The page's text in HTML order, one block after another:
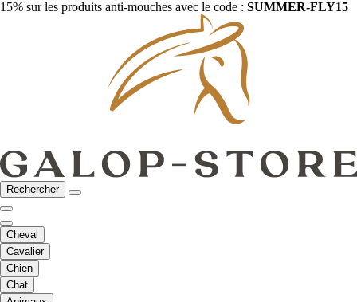
15% sur les produits anti-mouches avec le code : SUMMER-FLY15
Rechercher
Cheval
Cavalier
Chien
Chat